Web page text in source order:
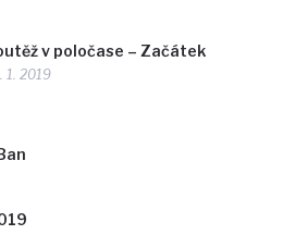
v poločase – Začátek
1. 2019